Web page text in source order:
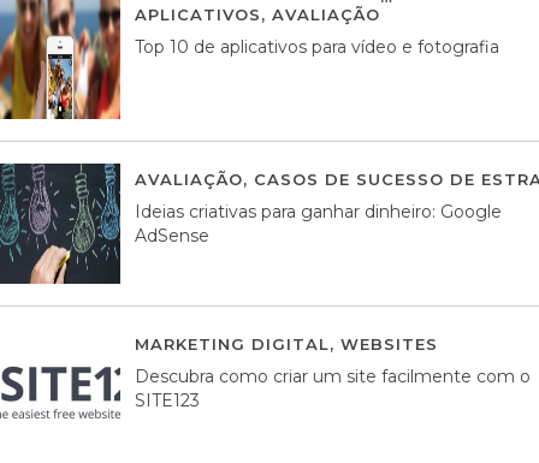
APLICATIVOS, AVALIAÇÃO
Top 10 de aplicativos para vídeo e fotografia
AVALIAÇÃO, CASOS DE SUCESSO DE
Ideias criativas para ganhar dinheiro: Google
AdSense
MARKETING DIGITAL, WEBSITES
Descubra como criar um site facilmente com o
SITE123